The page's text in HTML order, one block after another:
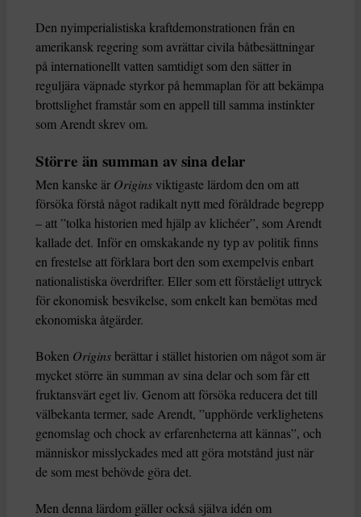
Den nyimperialistiska kraftdemonstrationen från en
amerikansk regering som avrättar civila båtbesättningar
på internationellt vatten samtidigt som den sätter in
reguljära väpnade styrkor på hemmaplan för att bekämpa
brottslighet framstår som en appell till samma instinkter
som Arendt skrev om.
Större än summan av sina delar
Men kanske är Origins viktigaste lärdom den om att
försöka förstå något radikalt nytt med föråldrade begrepp
– att ”tolka historien med hjälp av klichéer”, som Arendt
kallade det. Inför en omskakande ny typ av politik finns
en frestelse att förklara bort den som exempelvis enbart
nationalistiska överdrifter. Eller som ett förståeligt uttryck
för ekonomisk besvikelse, som enkelt kan bemötas med
ekonomiska åtgärder.
Boken Originsberättar i stället historien om något som är
mycket större än summan av sina delar och som får ett
fruktansvärt eget liv. Genom att försöka reducera det till
välbekanta termer, sade Arendt, ”upphörde verklighetens
genomslag och chock av erfarenheterna att kännas”, och
människor misslyckades med att göra motstånd just när
de som mest behövde göra det.
Men denna lärdom gäller också själva idén om